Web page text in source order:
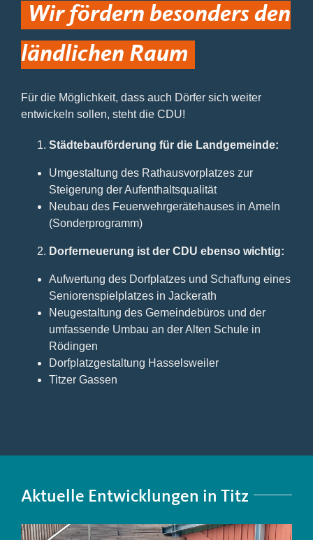
Wir fördern besonders den
ländlichen Raum
Für die Möglichkeit, dass auch Dörfer sich weiter
entwickeln sollen, steht die CDU!
Städtebauförderung für die Landgemeinde:
Umgestaltung des Rathausvorplatzes zur
Steigerung der Aufenthaltsqualität
Neubau des Feuerwehrgerätehauses in Ameln
(Sonderprogramm)
Dorferneuerung ist der CDU ebenso wichtig:
Aufwertung des Dorfplatzes und Schaffung eines
Seniorenspielplatzes in Jackerath
Neugestaltung des Gemeindebüros und der
umfassende Umbau an der Alten Schule in
Rödingen
Dorfplatzgestaltung Hasselsweiler
Titzer Gassen
Aktuelle Entwicklungen in Titz